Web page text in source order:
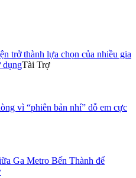
trở thành lựa chọn của nhiều gia
dụngTài Trợ
vì “phiên bản nhí” dỗ em cực
Ga Metro Bến Thành để